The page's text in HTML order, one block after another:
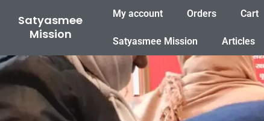
content
Satyasmee
Mission
My account Orders Cart
Satyasmee Mission Articles